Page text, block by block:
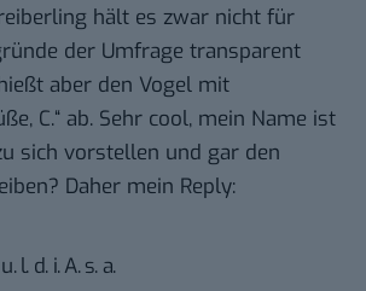
hält es zwar nicht für
der Umfrage transparent
aber den Vogel mit
C.“ ab. Sehr cool, mein Name ist
sich vorstellen und gar den
Daher mein Reply:
l. d. i. A. s. a.